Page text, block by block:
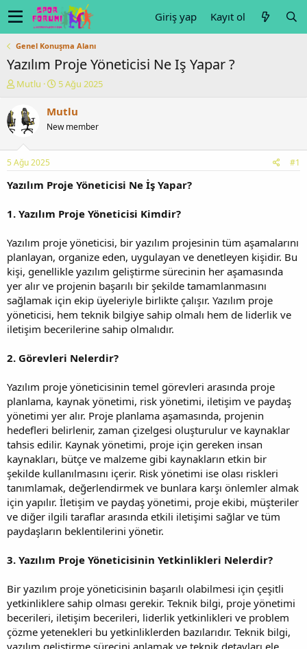
Giriş yap Kayıt ol
Genel Konuşma Alanı
Yazılım Proje Yöneticisi Ne Iş Yapar ?
K
b
a
ş
n
Mutlu
B
ş
a
ç
r
h
i
5 Ağu 2025
Mutlu
New member
5 Ağu 2025 #1
Yazılım Proje Yöneticisi Ne İş Yapar?
1. Yazılım Proje Yöneticisi Kimdir?
Yazılım proje yöneticisi, bir yazılım projesinin tüm aşamalarını
planlayan, organize eden, uygulayan ve denetleyen kişidir. Bu
kişi, genellikle yazılım geliştirme sürecinin her aşamasında
yer alır ve projenin başarılı bir şekilde tamamlanmasını
sağlamak için ekip üyeleriyle birlikte çalışır. Yazılım proje
yöneticisi, hem teknik bilgiye sahip olmalı hem de liderlik ve
iletişim becerilerine sahip olmalıdır.
2. Görevleri Nelerdir?
Yazılım proje yöneticisinin temel görevleri arasında proje
planlama, kaynak yönetimi, risk yönetimi, iletişim ve paydaş
yönetimi yer alır. Proje planlama aşamasında, projenin
hedefleri belirlenir, zaman çizelgesi oluşturulur ve kaynaklar
tahsis edilir. Kaynak yönetimi, proje için gereken insan
kaynakları, bütçe ve malzeme gibi kaynakların etkin bir
şekilde kullanılmasını içerir. Risk yönetimi ise olası riskleri
tanımlamak, değerlendirmek ve bunlara karşı önlemler almak
için yapılır. İletişim ve paydaş yönetimi, proje ekibi, müşteriler
ve diğer ilgili taraflar arasında etkili iletişimi sağlar ve tüm
paydaşların beklentilerini yönetir.
3. Yazılım Proje Yöneticisinin Yetkinlikleri Nelerdir?
Bir yazılım proje yöneticisinin başarılı olabilmesi için çeşitli
yetkinliklere sahip olması gerekir. Teknik bilgi, proje yönetimi
becerileri, iletişim becerileri, liderlik yetkinlikleri ve problem
çözme yetenekleri bu yetkinliklerden bazılarıdır. Teknik bilgi,
yazılım geliştirme sürecini anlamak ve teknik detayları ele